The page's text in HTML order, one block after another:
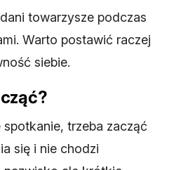
towarzysze podczas
Warto postawić raczej
siebie.
trzeba zacząć
się i nie chodzi